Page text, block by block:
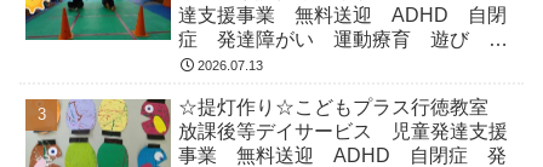
達支援事業 無料送迎 ADHD 自閉
症 発達障がい 運動療育 遊び 南
行徳 市川市 浦安市
2026.07.13
☆提灯作り☆こどもプラス行徳教室
放課後等デイサービス 児童発達支援
事業 無料送迎 ADHD 自閉症 発